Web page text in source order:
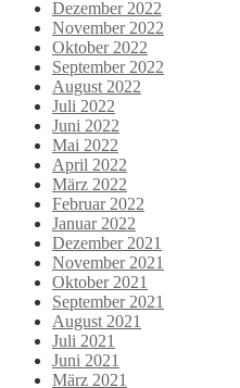
Dezember 2022
November 2022
Oktober 2022
September 2022
August 2022
Juli 2022
Juni 2022
Mai 2022
April 2022
März 2022
Februar 2022
Januar 2022
Dezember 2021
November 2021
Oktober 2021
September 2021
August 2021
Juli 2021
Juni 2021
März 2021